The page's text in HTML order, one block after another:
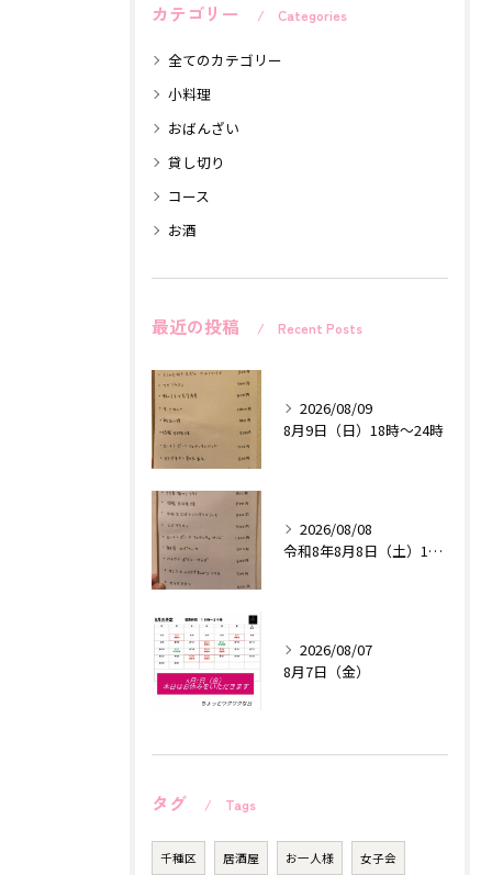
カテゴリー Categories
全てのカテゴリー
小料理
おばんざい
貸し切り
コース
お酒
最近の投稿 Recent Posts
2026/08/09
8月9日（日）18時〜24時
2026/08/08
令和8年8月8日（土）18時〜24時
2026/08/07
8月7日（金）
タグ Tags
千種区 居酒屋 お一人様 女子会